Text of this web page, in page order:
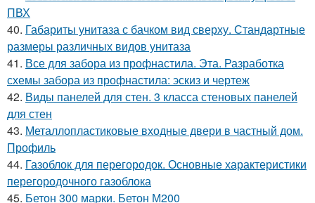
ПВХ
40. Габариты унитаза с бачком вид сверху. Стандартные
размеры различных видов унитаза
41. Все для забора из профнастила. Эта. Разработка
схемы забора из профнастила: эскиз и чертеж
42. Виды панелей для стен. 3 класса стеновых панелей
для стен
43. Металлопластиковые входные двери в частный дом.
Профиль
44. Газоблок для перегородок. Основные характеристики
перегородочного газоблока
45. Бетон 300 марки. Бетон М200